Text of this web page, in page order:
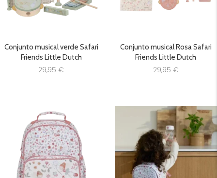
Conjunto musical verde Safari
Friends Little Dutch
29,95 €
Conjunto musical Rosa Safari
Friends Little Dutch
29,95 €